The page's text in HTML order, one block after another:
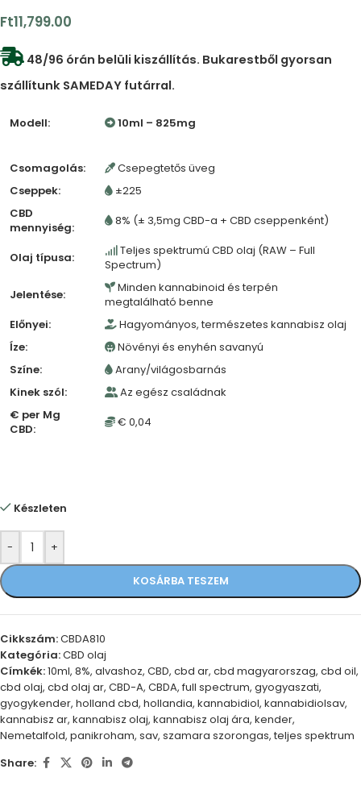
Ft11,799.00
48/96 órán belüli kiszállítás. Bukarestből gyorsan
szállítunk SAMEDAY futárral.
Modell: 10ml – 825mg
Csomagolás:
Csepegtetős üveg
Cseppek:
±225
CBD
mennyiség:
8% (± 3,5mg CBD-a + CBD cseppenként)
Olaj típusa:
Teljes spektrumú CBD olaj (RAW – Full
Spectrum)
Jelentése:
Minden kannabinoid és terpén
megtalálható benne
Előnyei:
Hagyományos, természetes kannabisz olaj
Íze:
Növényi és enyhén savanyú
Színe:
Arany/világosbarnás
Kinek szól:
Az egész családnak
€ per Mg
CBD:
€ 0,04
Készleten
- +
KOSÁRBA TESZEM
Cikkszám:CBDA810
Kategória:CBD olaj
Címkék:10ml, 8%, alvashoz, CBD, cbd ar, cbd magyarorszag, cbd oil,
cbd olaj, cbd olaj ar, CBD-A, CBDA, full spectrum, gyogyaszati,
gyogykender, holland cbd, hollandia, kannabidiol, kannabidiolsav,
kannabisz ar, kannabisz olaj, kannabisz olaj ára, kender,
Nemetalfold, panikroham, sav, szamara szorongas, teljes spektrum
Share: